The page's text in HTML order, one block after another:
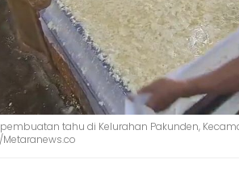
tahu di Kelurahan Pakunden,